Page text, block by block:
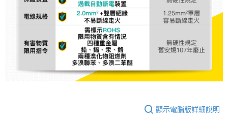
顯示電腦版詳細說明